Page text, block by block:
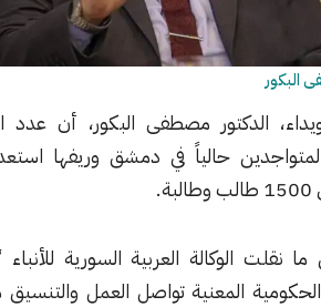
مصطفى البكور، أن عدد الطلاب من
في دمشق ‌‏وريفها استعداداً للتقدم
العربية السورية للأنباء “سانا”، أن
‏تواصل العمل والتنسيق مع ‏مختلف